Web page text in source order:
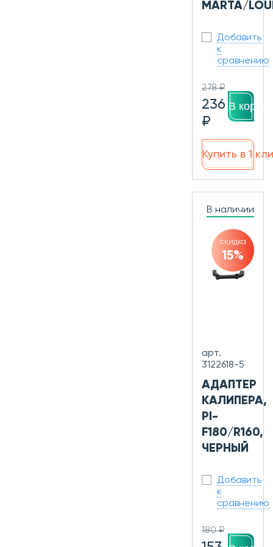
MARTA/
Добавить
к
сравнению
278 ₽
236
₽
В
Купить в 1
В наличии
скидка
15%
арт.
3122618-5
АДАПТЕР
КАЛИПЕРА,
PI-
F180/R160,
ЧЕРНЫЙ
Добавить
к
сравнению
180 ₽